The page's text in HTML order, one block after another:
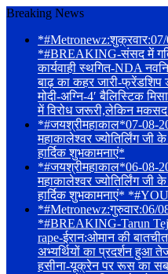
Breaking News
*#BREAKING-संसद में
कार्यवाही स्थगित-NDA
बाढ़ का कहर जारी-
मोदी-अग्नि-4′ बैलिस्टिक
में विरोध जरूरी,लेकिन
*#जयश्रीमहाकाल*07-08-
महाकालेश्वर ज्योतिर्लिंग जी
हार्दिक शुभकामनाएं*
*#जयश्रीमहाकाल*06-08-
महाकालेश्वर ज्योतिर्लिंग जी
हार्दिक शुभकामनाएं*
*#Metronewz:गुरुवार:06/
*#BREAKING-Tarun
rape-ईरान:ओमान की
अभ्यर्थियों का प्रदर्शन हुआ
हसीना-यूक्रेन पर रूस का